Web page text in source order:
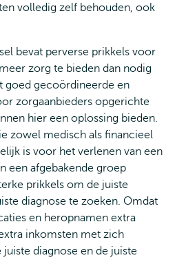
volledig zelf behouden, ook
bevat perverse prikkels voor
zorg te bieden dan nodig
goed gecoördineerde en
zorgaanbieders opgerichte
hier een oplossing bieden.
zowel medisch als financieel
is voor het verlenen van een
een afgebakende groep
prikkels om de juiste
diagnose te zoeken. Omdat
en heropnamen extra
inkomsten met zich
diagnose en de juiste